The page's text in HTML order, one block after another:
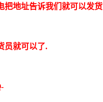
把地址告诉我们就可以发
员就可以了.